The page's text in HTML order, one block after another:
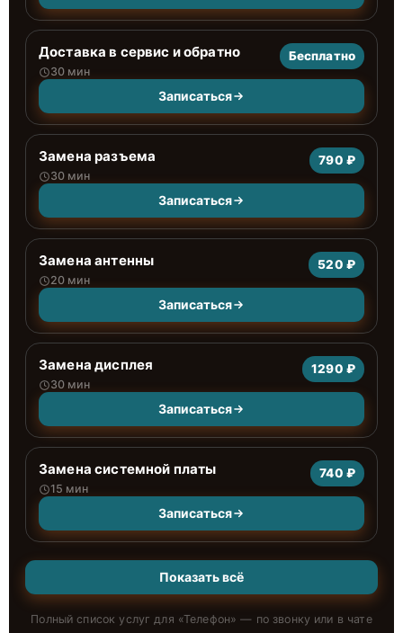
Доставка в сервис и обратно
30 мин
Бесплатно
Записаться
Замена разъема
30 мин
790 ₽
Записаться
Замена антенны
20 мин
520 ₽
Записаться
Замена дисплея
30 мин
1290 ₽
Записаться
Замена системной платы
15 мин
740 ₽
Записаться
Показать всё
Полный список услуг для «Телефон» — по звонку или в чате